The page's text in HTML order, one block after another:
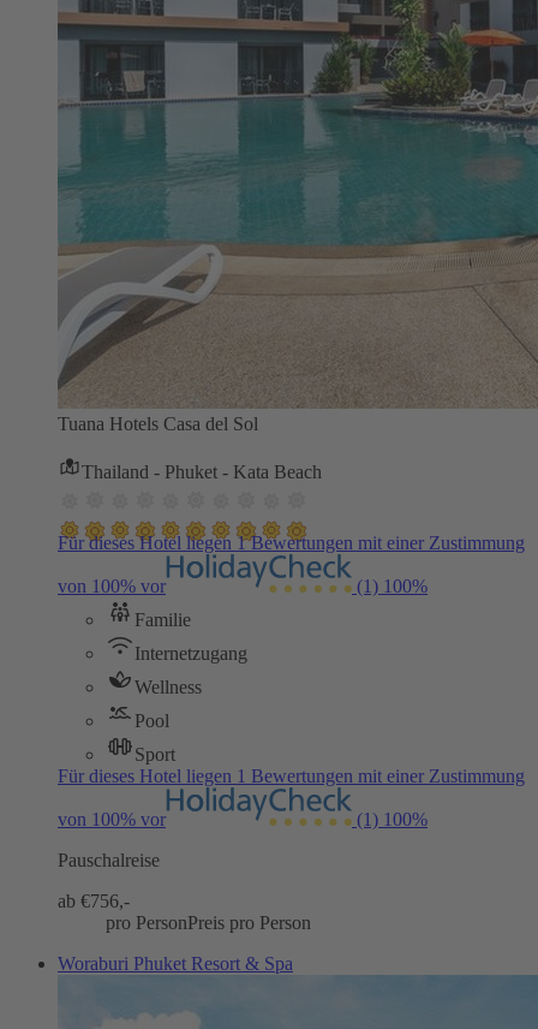
Tuana Hotels Casa del Sol
Thailand - Phuket - Kata Beach
Für dieses Hotel liegen 1 Bewertungen mit einer Zustimmung
von 100% vor (1) 100%
Familie
Internetzugang
Wellness
Pool
Sport
Für dieses Hotel liegen 1 Bewertungen mit einer Zustimmung
von 100% vor (1) 100%
Pauschalreise
ab €756,-
pro PersonPreis pro Person
Woraburi Phuket Resort & Spa